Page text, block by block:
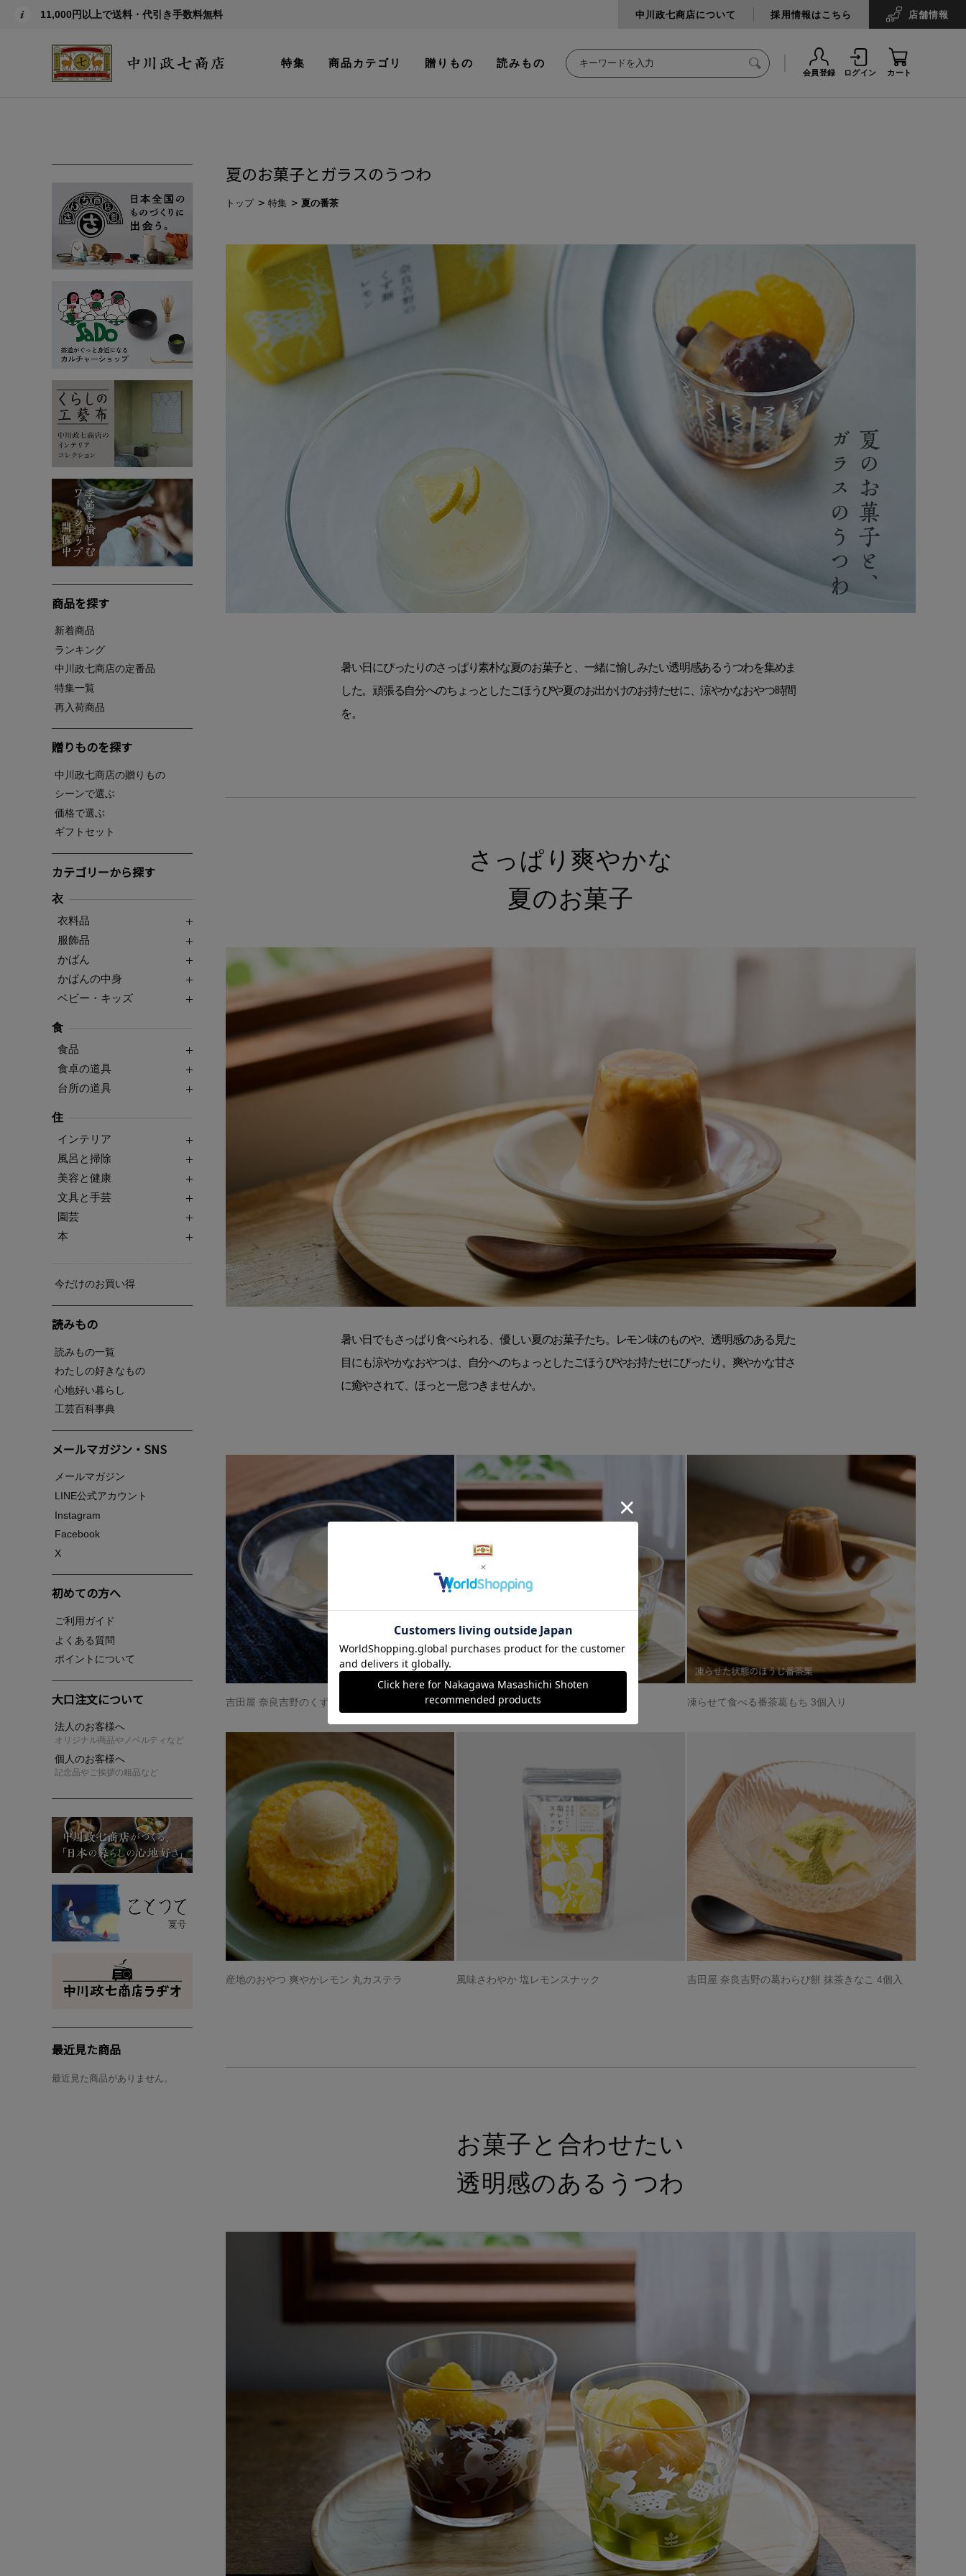
11,000円以上で送料・代引き手数料無料 中川政七商店について 採用情報はこちら 店舗情報
特集 商品カテゴリ 贈りもの 読みもの
会員登録 ログイン カート
商品を探す
新着商品
ランキング
中川政七商店の定番品
特集一覧
再入荷商品
贈りものを探す
中川政七商店の贈りもの
シーンで選ぶ
価格で選ぶ
ギフトセット
カテゴリーから探す
衣
衣料品
服飾品
かばん
かばんの中身
ベビー・キッズ
食
食品
食卓の道具
台所の道具
住
インテリア
風呂と掃除
美容と健康
文具と手芸
園芸
本
今だけのお買い得
読みもの
読みもの一覧
わたしの好きなもの
心地好い暮らし
工芸百科事典
メールマガジン・SNS
メールマガジン
LINE公式アカウント
Instagram
Facebook
X
初めての方へ
ご利用ガイド
よくある質問
ポイントについて
大口注文について
法人のお客様へ
オリジナル商品やノベルティなど
個人のお客様へ
記念品やご挨拶の粗品など
最近見た商品
最近見た商品がありません。
夏のお菓子とガラスのうつわ
トップ 特集 夏の番茶
暑い日にぴったりのさっぱり素朴な夏のお菓子と、一緒に愉しみたい透明感あるうつわを集めま
した。頑張る自分へのちょっとしたごほうびや夏のお出かけのお持たせに、涼やかなおやつ時間
を。
さっぱり爽やかな
夏のお菓子
暑い日でもさっぱり食べられる、優しい夏のお菓子たち。レモン味のものや、透明感のある見た
目にも涼やかなおやつは、自分へのちょっとしたごほうびやお持たせにぴったり。爽やかな甘さ
に癒やされて、ほっと一息つきませんか。
吉田屋 奈良吉野のくず餅 レモン ４個入り ハイカラあんみつ 凍らせて食べる番茶葛もち 3個入り
産地のおやつ 爽やかレモン 丸カステラ 風味さわやか 塩レモンスナック 吉田屋 奈良吉野の葛わらび餅 抹茶きなこ 4個入
お菓子と合わせたい
透明感のあるうつわ